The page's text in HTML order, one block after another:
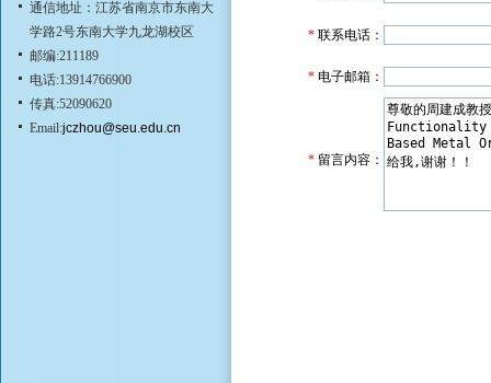
通信地址：江苏省南京市东南大
学路2号东南大学九龙湖校区
邮编:211189
电话:13914766900
传真:52090620
Email:jczhou@seu.edu.cn
* 联系电话：
* 电子邮箱：
* 留言内容：